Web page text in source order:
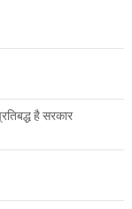
है सरकार